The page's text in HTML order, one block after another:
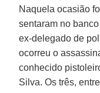
Naquela ocasião
sentaram no
ex-delegado de
ocorreu o
conhecido
Silva. Os três,